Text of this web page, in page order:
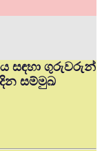
සඳහා ගුරුවරුන්
දින සම්මුඛ